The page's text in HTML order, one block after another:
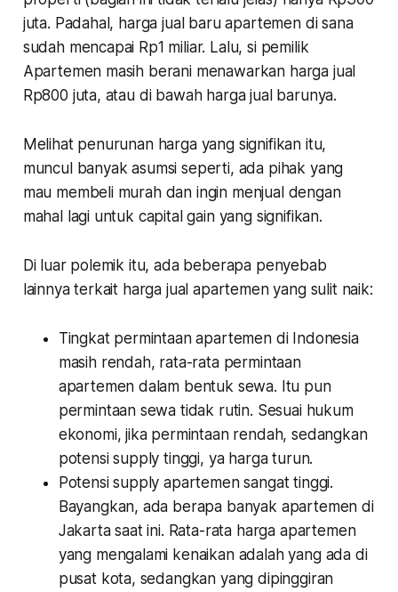
juta. Padahal, harga jual baru apartemen di sana
sudah mencapai Rp1 miliar. Lalu, si pemilik
Apartemen masih berani menawarkan harga jual
Rp800 juta, atau di bawah harga jual barunya.
Melihat penurunan harga yang signifikan itu,
muncul banyak asumsi seperti, ada pihak yang
mau membeli murah dan ingin menjual dengan
mahal lagi untuk capital gainyang signifikan.
Di luar polemik itu, ada beberapa penyebab
lainnya terkait harga jual apartemen yang sulit naik:
Tingkat permintaan apartemen di Indonesia
masih rendah, rata-rata permintaan
apartemen dalam bentuk sewa. Itu pun
permintaan sewa tidak rutin. Sesuai hukum
ekonomi, jika permintaan rendah, sedangkan
potensisupply tinggi, ya harga turun.
Potensisupplyapartemen sangat tinggi.
Bayangkan, ada berapa banyak apartemen di
Jakarta saat ini. Rata-rata harga apartemen
yang mengalami kenaikan adalah yang ada di
pusat kota, sedangkan yang dipinggiran